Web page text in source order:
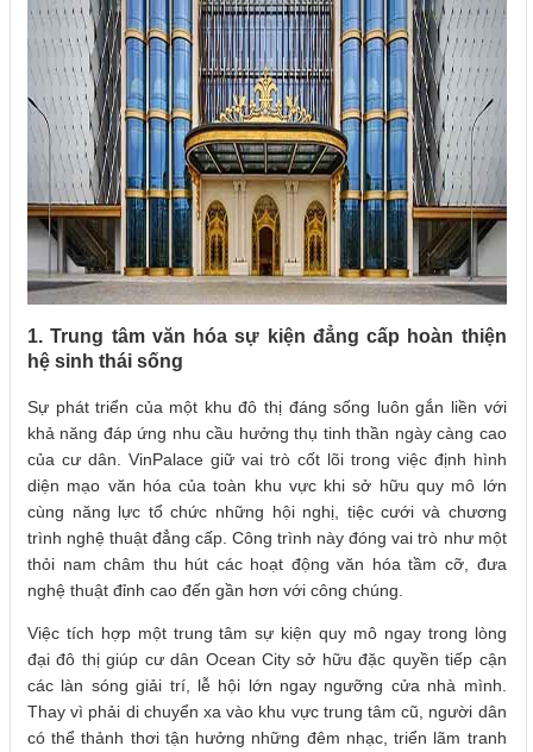
1. Trung tâm văn hóa sự kiện đẳng cấp hoàn thiện
hệ sinh thái sống
Sự phát triển của một khu đô thị đáng sống luôn gắn liền với
khả năng đáp ứng nhu cầu hưởng thụ tinh thần ngày càng cao
của cư dân. VinPalace giữ vai trò cốt lõi trong việc định hình
diện mạo văn hóa của toàn khu vực khi sở hữu quy mô lớn
cùng năng lực tổ chức những hội nghị, tiệc cưới và chương
trình nghệ thuật đẳng cấp. Công trình này đóng vai trò như một
thỏi nam châm thu hút các hoạt động văn hóa tầm cỡ, đưa
nghệ thuật đỉnh cao đến gần hơn với công chúng.
Việc tích hợp một trung tâm sự kiện quy mô ngay trong lòng
đại đô thị giúp cư dân Ocean City sở hữu đặc quyền tiếp cận
các làn sóng giải trí, lễ hội lớn ngay ngưỡng cửa nhà mình.
Thay vì phải di chuyển xa vào khu vực trung tâm cũ, người dân
có thể thảnh thơi tận hưởng những đêm nhạc, triển lãm tranh